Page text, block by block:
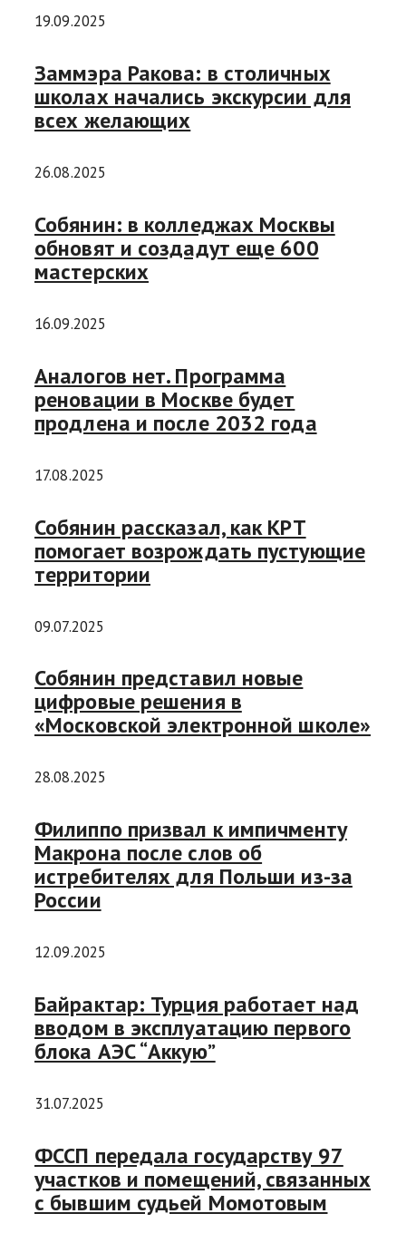
19.09.2025
Заммэра Ракова: в столичных
школах начались экскурсии для
всех желающих
26.08.2025
Собянин: в колледжах Москвы
обновят и создадут еще 600
мастерских
16.09.2025
Аналогов нет. Программа
реновации в Москве будет
продлена и после 2032 года
17.08.2025
Собянин рассказал, как КРТ
помогает возрождать пустующие
территории
09.07.2025
Собянин представил новые
цифровые решения в
«Московской электронной школе»
28.08.2025
Филиппо призвал к импичменту
Макрона после слов об
истребителях для Польши из-за
России
12.09.2025
Байрактар: Турция работает над
вводом в эксплуатацию первого
блока АЭС “Аккую”
31.07.2025
ФССП передала государству 97
участков и помещений, связанных
с бывшим судьей Момотовым